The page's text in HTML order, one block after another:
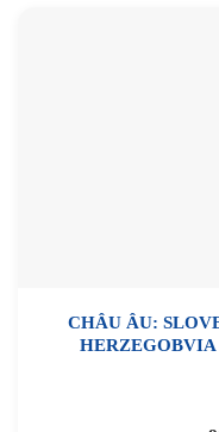
CHÂU ÂU:
HERZEGOBVIA